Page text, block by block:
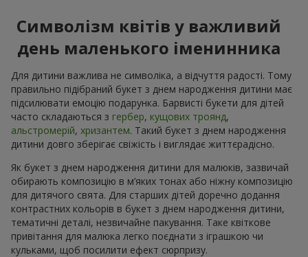
Символізм квітів у важливий
день маленького іменинника
Для дитини важлива не символіка, а відчуття радості. Тому
правильно підібраний букет з днем народження дитини має
підсилювати емоцію подарунка. Барвисті букети для дітей
часто складаються з гербер, кущових троянд,
альстромерій, хризантем. Такий букет з днем народження
дитини довго зберігає свіжість і виглядає життєрадісно.
Як букет з днем народження дитини для малюків, зазвичай
обирають композицію в м’яких тонах або ніжну композицію
для дитячого свята. Для старших дітей доречно додання
контрастних кольорів в букет з днем народження дитини,
тематичні деталі, незвичайне пакування. Таке квіткове
привітання для малюка легко поєднати з іграшкою чи
кульками, щоб посилити ефект сюрпризу.